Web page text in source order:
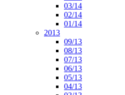
03/14
02/14
01/14
2013
09/13
08/13
07/13
06/13
05/13
04/13